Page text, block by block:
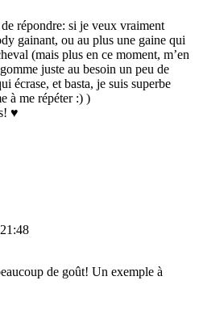
répondre: si je veux vraiment
gainant, ou au plus une gaine qui
(mais plus en ce moment, m’en
juste au besoin un peu de
écrase, et basta, je suis superbe
à me répéter :) )
♥
21:48
de goût! Un exemple à